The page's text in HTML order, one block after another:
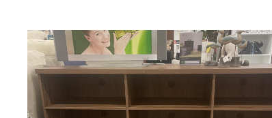
LISÄTIETOJA